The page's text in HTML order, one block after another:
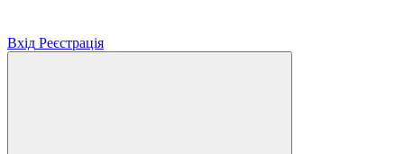
Вхід Реєстрація